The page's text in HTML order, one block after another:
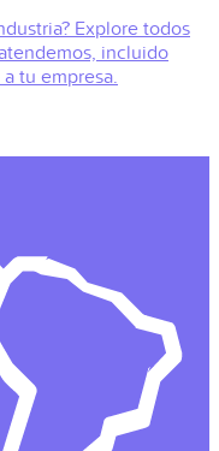
Explore todos
incluido
tu empresa.